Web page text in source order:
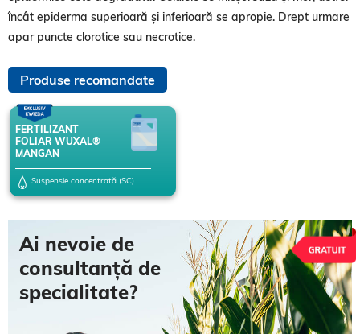
încât epiderma superioară și inferioară se apropie. Drept urmare
apar puncte clorotice sau necrotice.
Produse recomandate
FERTILIZANT
FOLIAR WUXAL®
MANGAN
Suspensie concentrată (SC)
Ai nevoie de
consultanță de
specialitate?